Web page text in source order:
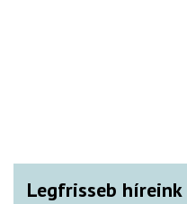
Legfrisseb híreink